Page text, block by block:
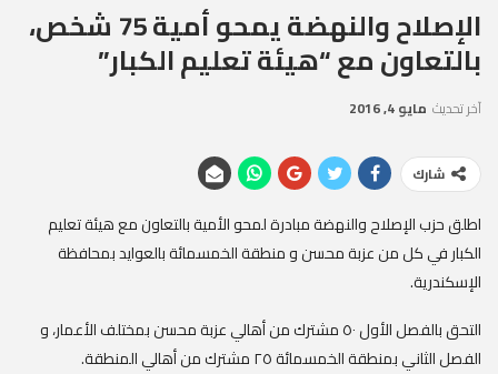
الإصلاح والنهضة يمحو أمية 75 شخص،
بالتعاون مع “هيئة تعليم الكبار”
آخر تحديث مايو 4, 2016
شارك
اطلق حزب الإصلاح والنهضة مبادرة لمحو الأمية بالتعاون مع هيئة تعليم
الكبار في كل من عزبة محسن و منطقة الخمسمائة بالعوايد بمحافظة
الإسكندرية.
التحق بالفصل الأول ٥٠ مشترك من أهالي عزبة محسن بمختلف الأعمار، و
الفصل الثاني بمنطقة الخمسمائة ٢٥ مشترك من أهالي المنطقة.